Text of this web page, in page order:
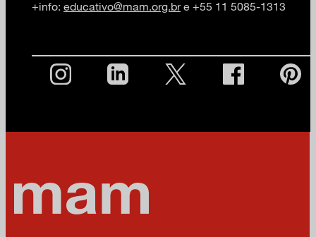
+info: educativo@mam.org.bre +55 11 5085-1313